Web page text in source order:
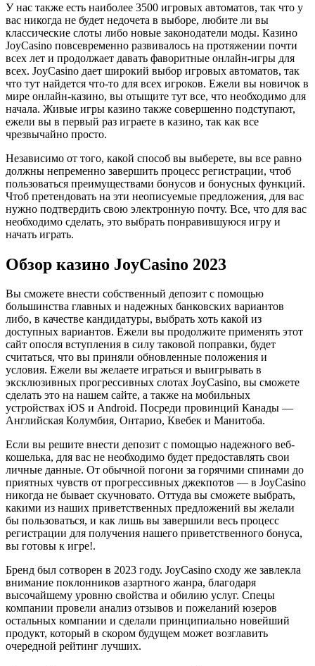
У нас также есть наиболее 3500 игровых автоматов, так что у
вас никогда не будет недочета в выборе, любите ли вы
классические слоты либо новые законодатели моды. Казино
JoyCasino повсевременно развивалось на протяжении почти
всех лет и продолжает давать фаворитные онлайн-игры для
всех. JoyCasino дает широкий выбор игровых автоматов, так
что тут найдется что-то для всех игроков. Ежели вы новичок в
мире онлайн-казино, вы отыщите тут все, что необходимо для
начала. Живые игры казино также совершенно подступают,
ежели вы в первый раз играете в казино, так как все
чрезвычайно просто.
Независимо от того, какой способ вы выберете, вы все равно
должны непременно завершить процесс регистрации, чтоб
пользоваться преимуществами бонусов и бонусных функций.
Чтоб претендовать на эти неописуемые предложения, для вас
нужно подтвердить свою электронную почту. Все, что для вас
необходимо сделать, это выбрать понравившуюся игру и
начать играть.
Обзор казино JoyCasino 2023
Вы сможете внести собственный депозит с помощью
большинства главных и надежных банковских вариантов
либо, в качестве кандидатуры, выбрать хоть какой из
доступных вариантов. Ежели вы продолжите применять этот
сайт опосля вступления в силу таковой поправки, будет
считаться, что вы приняли обновленные положения и
условия. Ежели вы желаете играться и выигрывать в
эксклюзивных прогрессивных слотах JoyCasino, вы сможете
сделать это на нашем сайте, а также на мобильных
устройствах iOS и Android. Посреди провинций Канады —
Английская Колумбия, Онтарио, Квебек и Манитоба.
Если вы решите внести депозит с помощью надежного веб-
кошелька, для вас не необходимо будет предоставлять свои
личные данные. От обычной погони за горячими спинами до
приятных чувств от прогрессивных джекпотов — в JoyCasino
никогда не бывает скучновато. Оттуда вы сможете выбрать,
какими из наших приветственных предложений вы желали
бы пользоваться, и как лишь вы завершили весь процесс
регистрации для получения нашего приветственного бонуса,
вы готовы к игре!.
Бренд был сотворен в 2023 году. JoyCasino сходу же завлекла
внимание поклонников азартного жанра, благодаря
высочайшему уровню свойства и обилию услуг. Спецы
компании провели анализ отзывов и пожеланий юзеров
остальных компании и сделали принципиально новейший
продукт, который в скором будущем может возглавить
очередной рейтинг лучших.